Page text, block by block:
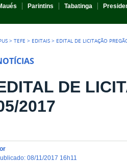
Parintins Tabatinga
>TEFE > EDITAIS > EDITAL DE LICITAÇÃO
DE
2017
publicado:08/11/2017 16h11